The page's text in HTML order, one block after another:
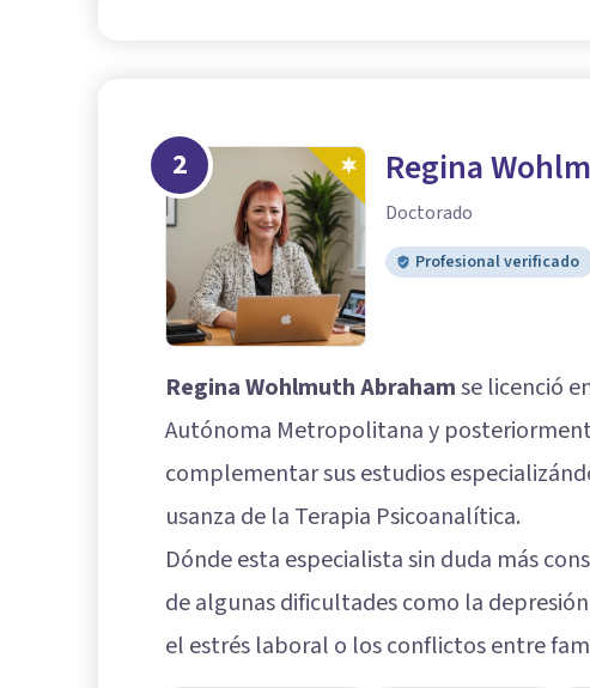
2 Regina
Doctorado
Profesional verificado
Regina Wohlmuth Abrahamse licenció
Autónoma Metropolitana y
complementar sus estudios
usanza de la Terapia Psicoanalítica.
Dónde esta especialista sin duda más
de algunas dificultades como la
el estrés laboral o los conflictos entre